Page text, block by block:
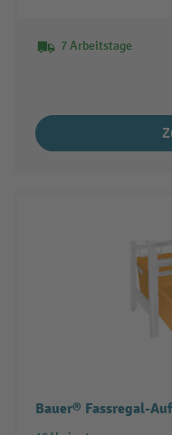
7 Arbeitstage
Bauer® Fassregal-